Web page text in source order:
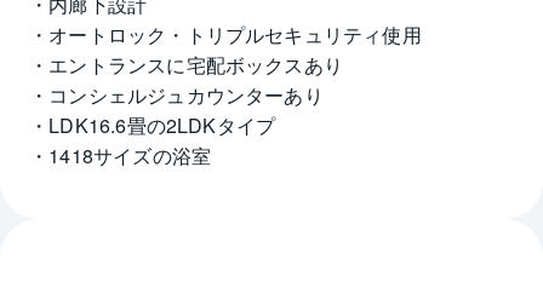
・オートロック・トリプルセキュリティ使用
・エントランスに宅配ボックスあり
・コンシェルジュカウンターあり
・LDK16.6畳の2LDKタイプ
・1418サイズの浴室